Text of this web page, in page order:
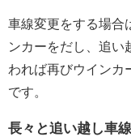
車線変更をする場合
ンカーをだし、追い
われば再びウインカ
です。
長々と追い越し車